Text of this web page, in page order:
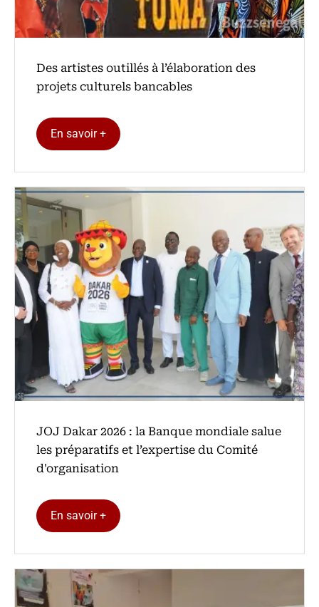
Des artistes outillés à l’élaboration des
projets culturels bancables
En savoir +
‎JOJ Dakar 2026 : la Banque mondiale salue
les préparatifs et l’expertise du Comité
d'organisation
En savoir +